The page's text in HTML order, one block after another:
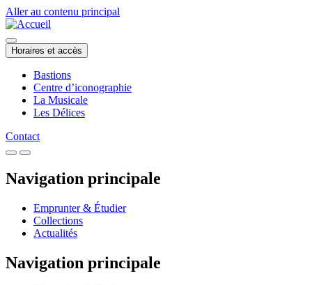
Aller au contenu principal
Horaires et accès
Bastions
Centre d’iconographie
La Musicale
Les Délices
Contact
Navigation principale
Emprunter & Étudier
Collections
Actualités
Navigation principale